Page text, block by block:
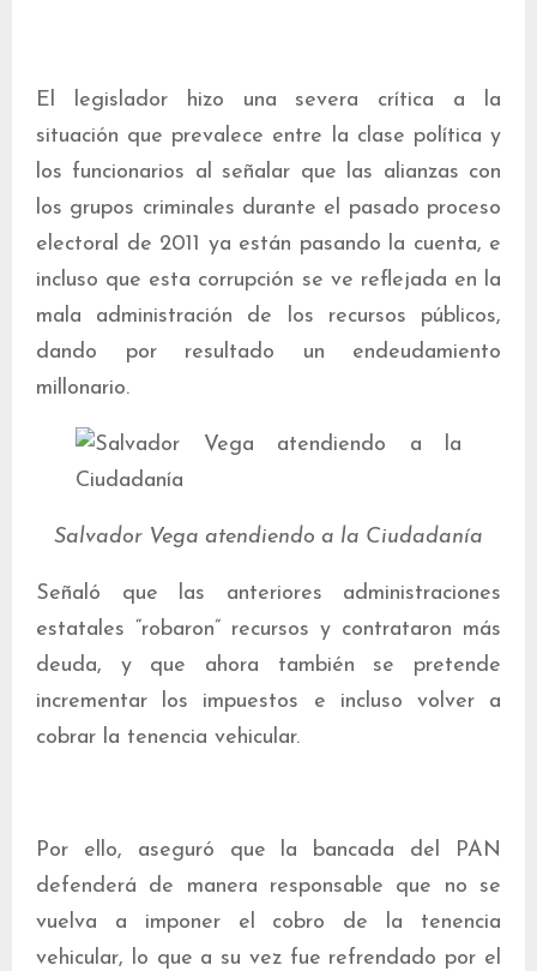
El legislador hizo una severa crítica a la
situación que prevalece entre la clase política y
los funcionarios al señalar que las alianzas con
los grupos criminales durante el pasado proceso
electoral de 2011 ya están pasando la cuenta, e
incluso que esta corrupción se ve reflejada en la
mala administración de los recursos públicos,
dando por resultado un endeudamiento
millonario.
Salvador Vega atendiendo a la Ciudadanía
Señaló que las anteriores administraciones
estatales “robaron” recursos y contrataron más
deuda, y que ahora también se pretende
incrementar los impuestos e incluso volver a
cobrar la tenencia vehicular.
Por ello, aseguró que la bancada del PAN
defenderá de manera responsable que no se
vuelva a imponer el cobro de la tenencia
vehicular, lo que a su vez fue refrendado por el